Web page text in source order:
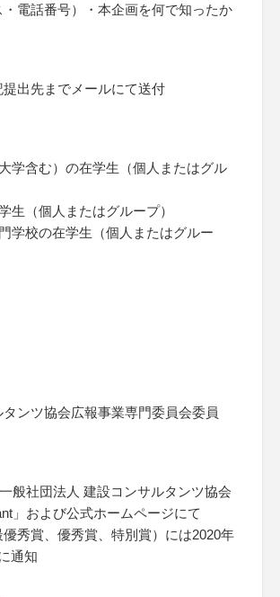
・電話番号）・本企画を何で知ったか
出先までメールにて送付
学含む）の在学生（個人またはグル
生（個人またはグループ）
学校の在学生（個人またはグルー
ンツ協会広報事業専門委員会委員
般社団法人 建設コンサルタンツ協会
」および公式ホームページにて
秀賞、優秀賞、特別賞）には2020年
通知